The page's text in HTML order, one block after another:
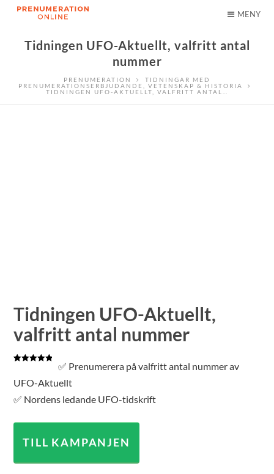
MENY
Tidningen UFO-Aktuellt, valfritt antal
nummer
PRENUMERATION
TIDNINGAR MED
PRENUMERATIONSERBJUDANDE
VETENSKAP & HISTORIA
TIDNINGEN UFO-AKTUELLT, VALFRITT ANTAL…
Tidningen UFO-Aktuellt,
valfritt antal nummer
baserat på
✅ Prenumerera på valfritt antal nummer av
UFO-Aktuellt
✅ Nordens ledande UFO-tidskrift
TILL KAMPANJEN